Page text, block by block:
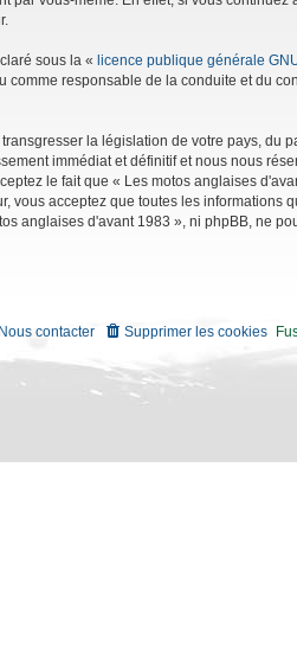
sous la « licence publique générale
responsable de la conduite et du
la législation de votre pays, du
immédiat et définitif et nous nous
le fait que « Les motos anglaises
vous acceptez que toutes les informations
anglaises d'avant 1983 », ni phpBB, ne
Supprimer les cookies
Nous contacter